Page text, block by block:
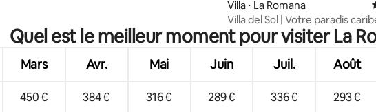
Villa ⋅ La Romana
Villa del Sol | Votre paradis
attend
Quel est le meilleur moment pour visiter La
Mars Avr. Mai Juin Juil. Août
450 € 384 € 316 € 289 € 336 € 293 €